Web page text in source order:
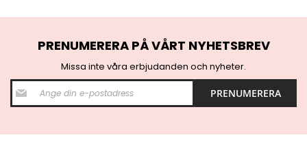
PRENUMERERA PÅ VÅRT NYHETSBREV
Missa inte våra erbjudanden och nyheter.
S
i
g
PRENUMERERA